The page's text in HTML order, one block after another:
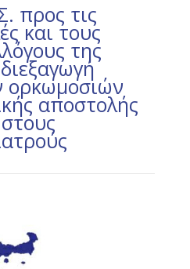
προς τις
και τους
της
ορκωμοσιών
αποστολής